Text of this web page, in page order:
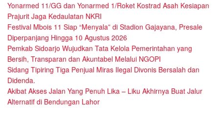
Yonarmed 11/GG dan Yonarmed 1/Roket Kostrad Asah Kesiapan
Prajurit Jaga Kedaulatan NKRI
Festival Mbois 11 Siap “Menyala” di Stadion Gajayana, Presale
Diperpanjang Hingga 10 Agustus 2026
Pemkab Sidoarjo Wujudkan Tata Kelola Pemerintahan yang
Bersih, Transparan dan Akuntabel Melalui NGOPI
Sidang Tipiring Tiga Penjual Miras Ilegal Divonis Bersalah dan
Didenda.
Akibat Akses Jalan Yang Penuh Lika – Liku Akhirnya Buat Jalur
Alternatif di Bendungan Lahor